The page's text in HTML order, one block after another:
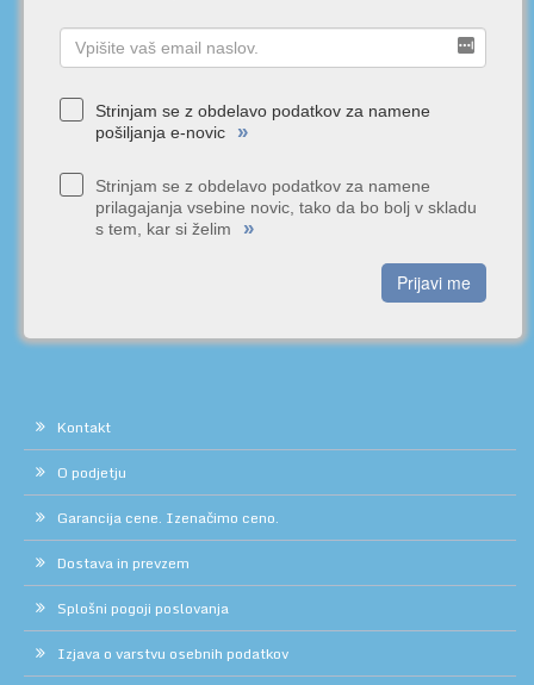
Strinjam se z obdelavo podatkov za namene
pošiljanja e-novic
»
Strinjam se z obdelavo podatkov za namene
prilagajanja vsebine novic, tako da bo bolj v skladu
s tem, kar si želim
»
Prijavi me
Kontakt
O podjetju
Garancija cene. Izenačimo ceno.
Dostava in prevzem
Splošni pogoji poslovanja
Izjava o varstvu osebnih podatkov